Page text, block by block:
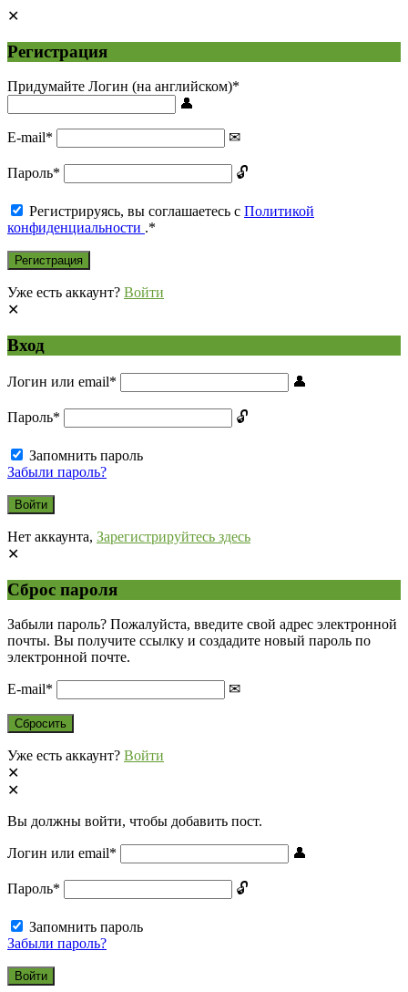
Регистрация
Придумайте Логин (на английском)*
E-mail*
Пароль*
Регистрируясь, вы соглашаетесь с Политикой
конфиденциальности .*
Уже есть аккаунт? Войти
Вход
Логин или email*
Пароль*
Запомнить пароль
Забыли пароль?
Нет аккаунта, Зарегистрируйтесь здесь
Сброс пароля
Забыли пароль? Пожалуйста, введите свой адрес электронной
почты. Вы получите ссылку и создадите новый пароль по
электронной почте.
E-mail*
Уже есть аккаунт? Войти
Вы должны войти, чтобы добавить пост.
Логин или email*
Пароль*
Запомнить пароль
Забыли пароль?